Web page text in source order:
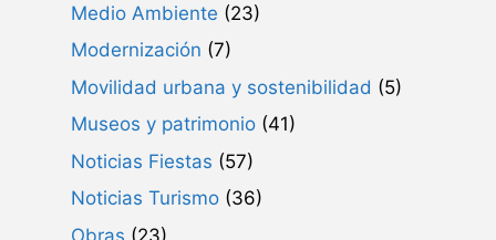
Medio Ambiente (23)
Modernización (7)
Movilidad urbana y sostenibilidad (5)
Museos y patrimonio (41)
Noticias Fiestas (57)
Noticias Turismo (36)
Obras (23)